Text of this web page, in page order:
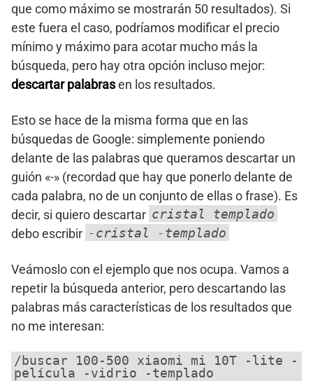
que como máximo se mostrarán 50 resultados). Si
este fuera el caso, podríamos modificar el precio
mínimo y máximo para acotar mucho más la
búsqueda, pero hay otra opción incluso mejor:
descartar palabrasen los resultados.
Esto se hace de la misma forma que en las
búsquedas de Google: simplemente poniendo
delante de las palabras que queramos descartar un
guión «-» (recordad que hay que ponerlo delante de
cada palabra, no de un conjunto de ellas o frase). Es
decir, si quiero descartar cristal templado
debo escribir -cristal -templado
Veámoslo con el ejemplo que nos ocupa. Vamos a
repetir la búsqueda anterior, pero descartando las
palabras más características de los resultados que
no me interesan:
/buscar 100-500 xiaomi mi 10T -lite -
película -vidrio -templado